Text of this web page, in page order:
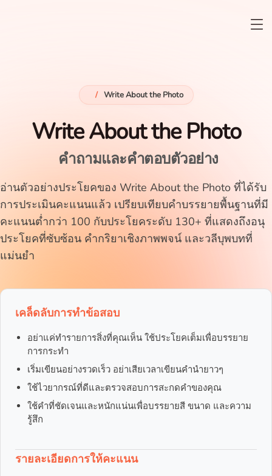
/ Write About the Photo
Write About the Photo
คำถามและคำตอบตัวอย่าง
อ่านตัวอย่างประโยคของ Write About the Photo ที่ได้รับ
การประเมินคะแนนแล้ว เปรียบเทียบคำบรรยายพื้นฐานที่มี
คะแนนต่ำกว่า 100 กับประโยคระดับ 130+ ที่แสดงถึงอนุ
ประโยคที่ซับซ้อน คำกริยาเชิงภาพพจน์ และวลีบุพบทที่
แม่นยำ
เคล็ดลับการทำข้อสอบ
อย่าแค่ทำรายการสิ่งที่คุณเห็น ใช้ประโยคเต็มเพื่อบรรยาย
การกระทำ
เริ่มเขียนอย่างรวดเร็ว อย่าเสียเวลาเขียนคำนำยาวๆ
ใช้ไวยากรณ์ที่ดีและตรวจสอบการสะกดคำของคุณ
ใช้คำที่ชัดเจนและหนักแน่นเพื่อบรรยายสี ขนาด และความ
รู้สึก
รายละเอียดการให้คะแนน